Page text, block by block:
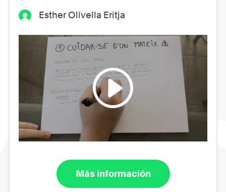
Esther Olivella Eritja
Más información